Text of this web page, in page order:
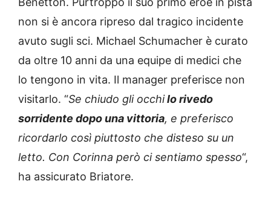
non si è ancora ripreso dal tragico incidente
avuto sugli sci. Michael Schumacher è curato
da oltre 10 anni da una equipe di medici che
lo tengono in vita. Il manager preferisce non
visitarlo. “Se chiudo gli occhilo rivedo
sorridente dopo una vittoria, e preferisco
ricordarlo così piuttosto che disteso su un
letto. Con Corinna però ci sentiamo spesso“,
ha assicurato Briatore.